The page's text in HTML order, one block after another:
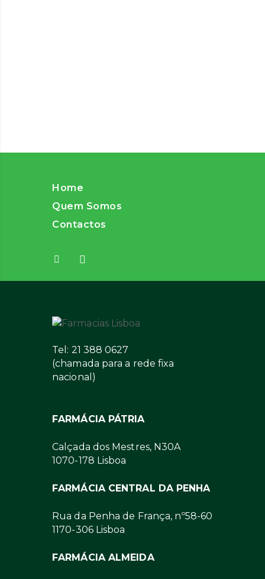
Home
Quem Somos
Contactos
Tel: 21 388 0627
(chamada para a rede fixa
nacional)
FARMÁCIA PÁTRIA
Calçada dos Mestres, N30A
1070-178 Lisboa
FARMÁCIA CENTRAL DA PENHA
Rua da Penha de França, nº58-60
1170-306 Lisboa
FARMÁCIA ALMEIDA